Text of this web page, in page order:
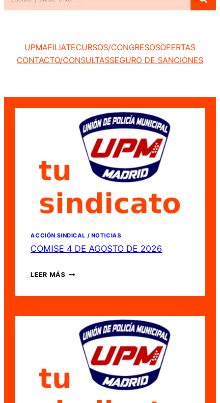
UPMAFILIATECURSOS/CONGRESOSOFERTAS
CONTACTO/CONSULTASSEGURO DE SANCIONES
ACCIÓN SINDICAL / NOTICIAS
COMISE 4 DE AGOSTO DE 2026
LEER MÁS COMISE